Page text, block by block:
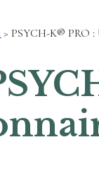
> PSYCH-K® PRO :